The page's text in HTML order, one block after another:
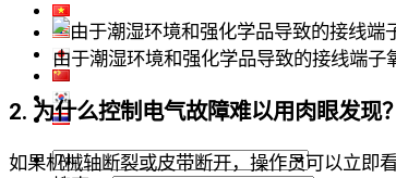
由于潮湿环境和强化学品导致的接线端子
2. 为什么控制电气故障难以用肉眼发现？
如果机械轴断裂或皮带断开，操作员可以立即